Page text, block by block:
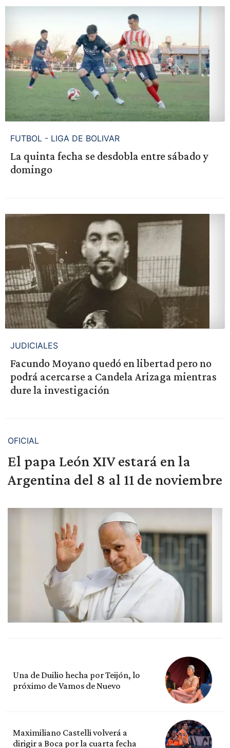
FUTBOL - LIGA DE BOLIVAR
La quinta fecha se desdobla entre sábado y
domingo
JUDICIALES
Facundo Moyano quedó en libertad pero no
podrá acercarse a Candela Arizaga mientras
dure la investigación
OFICIAL
El papa León XIV estará en la
Argentina del 8 al 11 de noviembre
Una de Duilio hecha por Teijón, lo
próximo de Vamos de Nuevo
Maximiliano Castelli volverá a
dirigir a Boca por la cuarta fecha